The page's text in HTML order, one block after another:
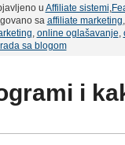
u Affiliate sistemi,
sa affiliate marketing
, online oglašavanje,
sa blogom
i